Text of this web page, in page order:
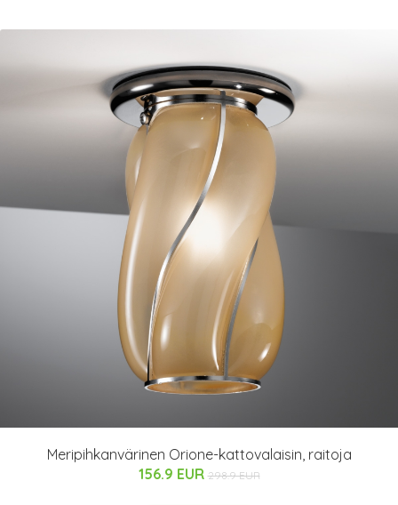
Meripihkanvärinen Orione-kattovalaisin, raitoja
156.9 EUR 298.9 EUR